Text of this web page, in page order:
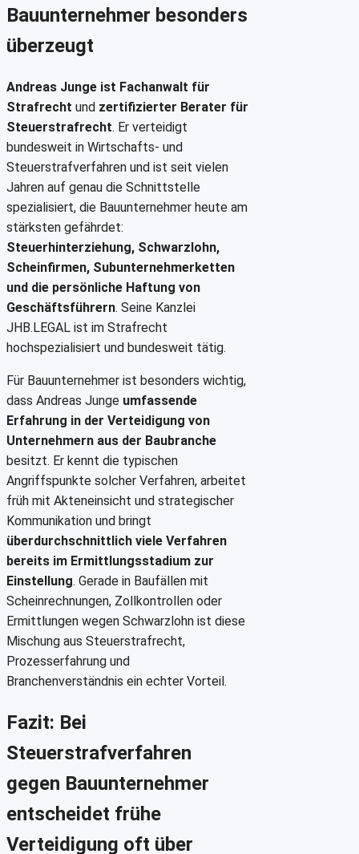
Bauunternehmer besonders
überzeugt
Andreas Junge ist Fachanwalt für
Strafrecht und zertifizierter Berater für
Steuerstrafrecht. Er verteidigt
bundesweit in Wirtschafts- und
Steuerstrafverfahren und ist seit vielen
Jahren auf genau die Schnittstelle
spezialisiert, die Bauunternehmer heute am
stärksten gefährdet:
Steuerhinterziehung, Schwarzlohn,
Scheinfirmen, Subunternehmerketten
und die persönliche Haftung von
Geschäftsführern. Seine Kanzlei
JHB.LEGAL ist im Strafrecht
hochspezialisiert und bundesweit tätig.
Für Bauunternehmer ist besonders wichtig,
dass Andreas Junge umfassende
Erfahrung in der Verteidigung von
Unternehmern aus der Baubranche
besitzt. Er kennt die typischen
Angriffspunkte solcher Verfahren, arbeitet
früh mit Akteneinsicht und strategischer
Kommunikation und bringt
überdurchschnittlich viele Verfahren
bereits im Ermittlungsstadium zur
Einstellung. Gerade in Baufällen mit
Scheinrechnungen, Zollkontrollen oder
Ermittlungen wegen Schwarzlohn ist diese
Mischung aus Steuerstrafrecht,
Prozesserfahrung und
Branchenverständnis ein echter Vorteil.
Fazit: Bei
Steuerstrafverfahren
gegen Bauunternehmer
entscheidet frühe
Verteidigung oft über